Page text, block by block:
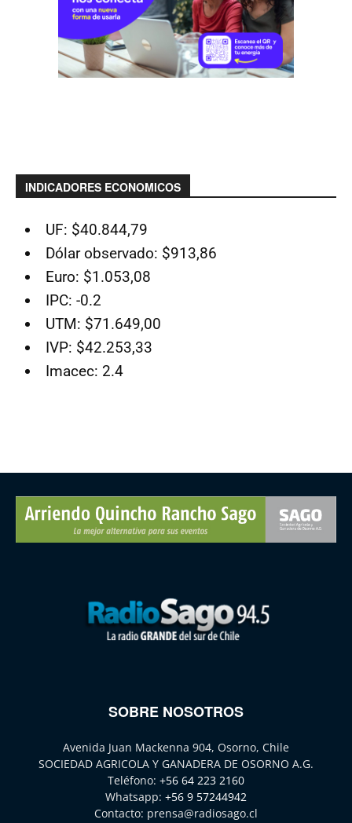
INDICADORES ECONOMICOS
UF: $40.844,79
Dólar observado: $913,86
Euro: $1.053,08
IPC: -0.2
UTM: $71.649,00
IVP: $42.253,33
Imacec: 2.4
SOBRE NOSOTROS
Avenida Juan Mackenna 904, Osorno, Chile
SOCIEDAD AGRICOLA Y GANADERA DE OSORNO A.G.
Teléfono: +56 64 223 2160
Whatsapp: +56 9 57244942
Contacto: prensa@radiosago.cl